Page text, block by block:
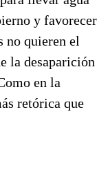
y favorecer
no quieren el
la desaparición
en la
retórica que